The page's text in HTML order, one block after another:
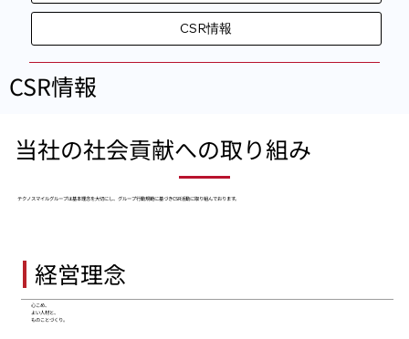
​経営理念
心こめ、
よい人材と、
ものことづくり。
CSR情報
​CSR情報
当社の社会貢献への取り組み
テクノスマイルグループは基本理念を大切にし、グループ行動規範に基づきCSR活動に取り組んでおります。